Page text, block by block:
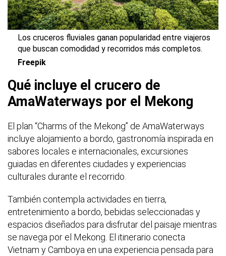
Los cruceros fluviales ganan popularidad entre viajeros
que buscan comodidad y recorridos más completos.
Freepik
Qué incluye el crucero de
AmaWaterways por el Mekong
El plan “Charms of the Mekong” de AmaWaterways
incluye alojamiento a bordo, gastronomía inspirada en
sabores locales e internacionales, excursiones
guiadas en diferentes ciudades y experiencias
culturales durante el recorrido.
También contempla actividades en tierra,
entretenimiento a bordo, bebidas seleccionadas y
espacios diseñados para disfrutar del paisaje mientras
se navega por el Mekong. El itinerario conecta
Vietnam y Camboya en una experiencia pensada para